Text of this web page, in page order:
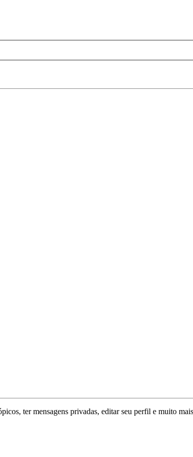
ter mensagens privadas, editar seu perfil e muito